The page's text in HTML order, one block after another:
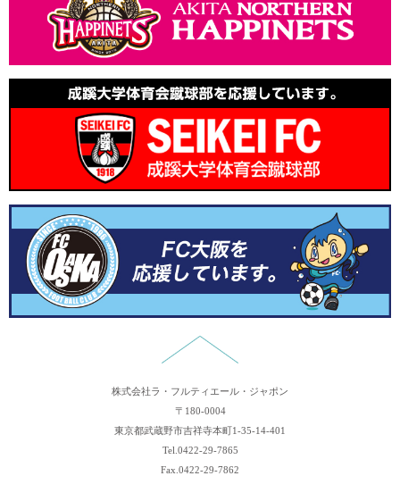
2025.8.1
レシピを追加しました。
2025.7.14
レシピを追加しました。
2025.5.21
レシピを追加しました。
2024.12.19
年末年始休業のお知らせ
2024.12.16
2024.10.24
レシピを追加しました。
2024.9.10
レシピを追加しました。
2024.7.24
講習会のレポートを追加しました。
レシピを追加しました。
株式会社ラ・フルティエール・ジャポン
〒180-0004
東京都武蔵野市吉祥寺本町1-35-14-401
Tel.0422-29-7865
Fax.0422-29-7862